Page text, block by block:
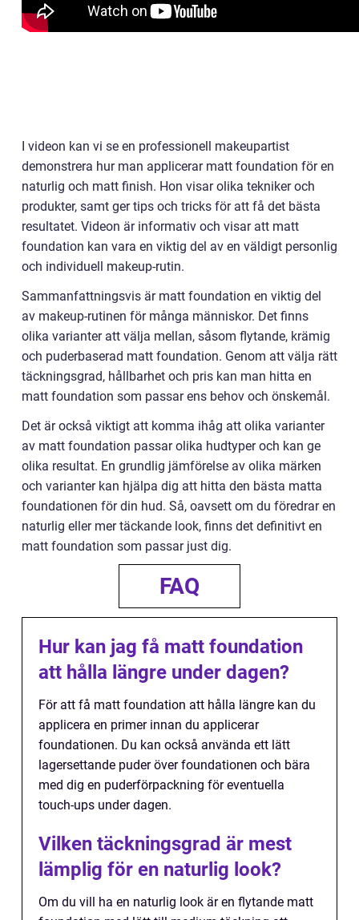
I videon kan vi se en professionell makeupartist
demonstrera hur man applicerar matt foundation för en
naturlig och matt finish. Hon visar olika tekniker och
produkter, samt ger tips och tricks för att få det bästa
resultatet. Videon är informativ och visar att matt
foundation kan vara en viktig del av en väldigt personlig
och individuell makeup-rutin.
Sammanfattningsvis är matt foundation en viktig del
av makeup-rutinen för många människor. Det finns
olika varianter att välja mellan, såsom flytande, krämig
och puderbaserad matt foundation. Genom att välja rätt
täckningsgrad, hållbarhet och pris kan man hitta en
matt foundation som passar ens behov och önskemål.
Det är också viktigt att komma ihåg att olika varianter
av matt foundation passar olika hudtyper och kan ge
olika resultat. En grundlig jämförelse av olika märken
och varianter kan hjälpa dig att hitta den bästa matta
foundationen för din hud. Så, oavsett om du föredrar en
naturlig eller mer täckande look, finns det definitivt en
matt foundation som passar just dig.
FAQ
Hur kan jag få matt foundation
att hålla längre under dagen?
För att få matt foundation att hålla längre kan du
applicera en primer innan du applicerar
foundationen. Du kan också använda ett lätt
lagersettande puder över foundationen och bära
med dig en puderförpackning för eventuella
touch-ups under dagen.
Vilken täckningsgrad är mest
lämplig för en naturlig look?
Om du vill ha en naturlig look är en flytande matt